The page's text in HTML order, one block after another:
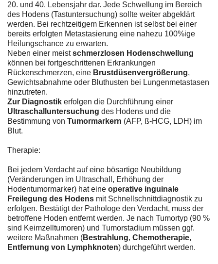
20. und 40. Lebensjahr dar. Jede Schwellung im Bereich
des Hodens (Tastuntersuchung) sollte weiter abgeklärt
werden. Bei rechtzeitigem Erkennen ist selbst bei einer
bereits erfolgten Metastasierung eine nahezu 100%ige
Heilungschance zu erwarten.
Neben einer meistschmerzlosen Hodenschwellung
können bei fortgeschrittenen Erkrankungen
Rückenschmerzen, eine Brustdüsenvergrößerung,
Gewichtsabnahme oder Bluthusten bei Lungenmetastasen
hinzutreten.
Zur Diagnostik erfolgen die Durchführung einer
Ultraschalluntersuchung des Hodens und die
Bestimmung von Tumormarkern (AFP, ß-HCG, LDH) im
Blut.
Therapie:
Bei jedem Verdacht auf eine bösartige Neubildung
(Veränderungen im Ultraschall, Erhöhung der
Hodentumormarker) hat eine operative inguinale
Freilegung des Hodens mit Schnellschnittdiagnostik zu
erfolgen. Bestätigt der Pathologe den Verdacht, muss der
betroffene Hoden entfernt werden. Je nach Tumortyp (90 %
sind Keimzelltumoren) und Tumorstadium müssen ggf.
weitere Maßnahmen (Bestrahlung, Chemotherapie,
Entfernung von Lymphknoten) durchgeführt werden.